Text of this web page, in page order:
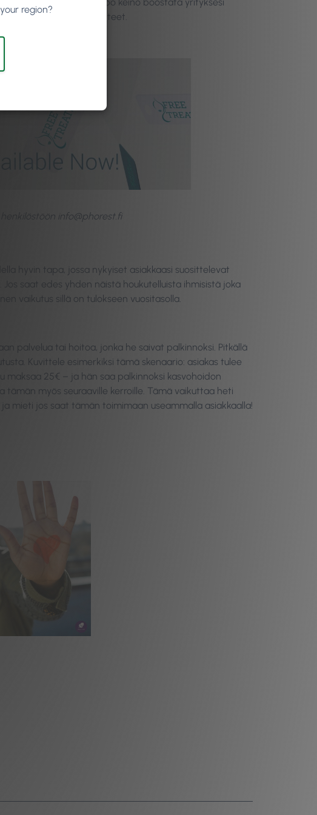
. TreatCardit ovat helppo keino boostata yrityksesi
ja pitkän aikavälin tavoitteet.
info@phorest.fi
hyvin tapa, jossa nykyiset asiakkaasi suosittelevat
saat edes yhden näistä houkutelluista ihmisistä joka
vaikutus sillä on tulokseen vuositasolla.
palvelua tai hoitoa, jonka he saivat palkinnoksi. Pitkällä
Kuvittele esimerkiksi tämä skenaario: asiakas tulee
25€ – ja hän saa palkinnoksi kasvohoidon
myös seuraaville kerroille. Tämä vaikuttaa heti
mieti jos saat tämän toimimaan useammalla asiakkaalla!
region?